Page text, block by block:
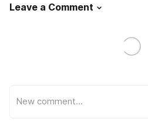
Leave a Comment